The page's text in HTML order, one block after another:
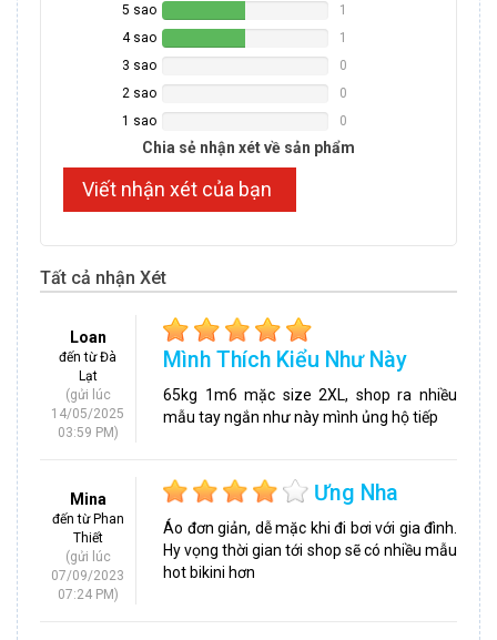
5 sao
Complete
1
4 sao
Complete
1
3 sao
Complete
0
2 sao
Complete
0
1 sao
Complete
0
Chia sẻ nhận xét về sản phẩm
Viết nhận xét của bạn
Tất cả nhận Xét
Loan
đến từ Đà
Lạt
(gửi lúc
14/05/2025
03:59 PM)
Mình Thích Kiểu Như Này
65kg 1m6 mặc size 2XL, shop ra nhiều
mẫu tay ngắn như này mình ủng hộ tiếp
Mina
đến từ Phan
Thiết
(gửi lúc
07/09/2023
07:24 PM)
Ưng Nha
Áo đơn giản, dễ mặc khi đi bơi với gia đình.
Hy vọng thời gian tới shop sẽ có nhiều mẫu
hot bikini hơn